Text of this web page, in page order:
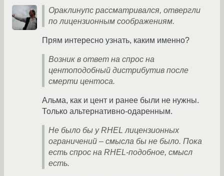
Ораклинупс рассматривался, отвергли
по лицензионным соображениям.
Прям интересно узнать, каким именно?
Возник в ответ на спрос на
центоподобный дистрибутив после
смерти центоса.
Альма, как и цент и ранее были не нужны.
Только альтернативно-одаренным.
Не было бы у RHEL лицензионных
ограничений – смысла бы не было. Пока
есть спрос на RHEL-подобное, смысл
есть.